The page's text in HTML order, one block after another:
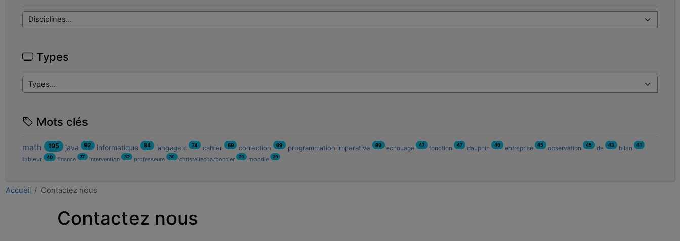
Types
Mots clés
math 195 java 92 informatique 84 langage c 74 cahier 69 correction 69 programmation imperative 69 echouage 47 fonction 47 dauphin 46 entreprise 45 observation 45 de 43 bilan 41
tableur 40 finance 37 intervention 32 professeure 30 christellecharbonnier 29 moodle 29
Accueil Contactez nous
Contactez nous